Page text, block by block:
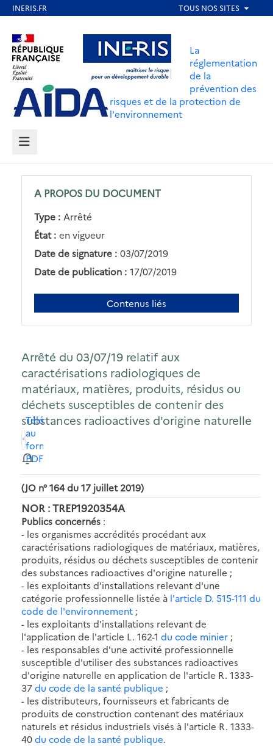
contenu
principal
Aller au contenu Aller au menu
Aller au pied de page
La
réglementation
de la
prévention des
risques et de la protection de
l'environnement
MENU
A PROPOS DU DOCUMENT
Type : Arrêté
État : en vigueur
Date de signature : 03/07/2019
Date de publication : 17/07/2019
Contenus liés
Arrêté du 03/07/19 relatif aux
caractérisations radiologiques de
matériaux, matières, produits, résidus ou
déchets susceptibles de contenir des
substances radioactives d'origine naturelle
Télécharger
au
format
PDF
(JO n° 164 du 17 juillet 2019)
NOR : TREP1920354A
Publics concernés :
- les organismes accrédités procédant aux
caractérisations radiologiques de matériaux, matières,
produits, résidus ou déchets susceptibles de contenir
des substances radioactives d'origine naturelle ;
- les exploitants d'installations relevant d'une
catégorie professionnelle listée à l'article D. 515-111 du
code de l'environnement ;
- les exploitants d'installations relevant de
l'application de l'article L. 162-1 du code minier ;
- les responsables d'une activité professionnelle
susceptible d'utiliser des substances radioactives
d'origine naturelle en application de l'article R. 1333-
37du code de la santé publique ;
- les distributeurs, fournisseurs et fabricants de
produits de construction contenant des matériaux
naturels et résidus industriels visés à l'article R. 1333-
40du code de la santé publique.